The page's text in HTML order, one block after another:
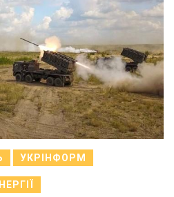
УКРІНФОРМ